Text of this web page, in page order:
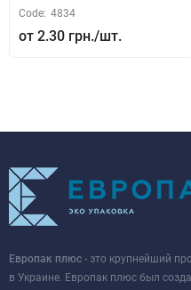
Code: 4834
2.30 грн.
Европак плюс - это крупнейший
в Украине. Европак плюс был